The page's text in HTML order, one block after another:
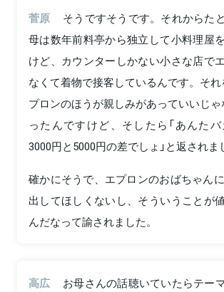
菅原
そうですそうです。それからた
母は数年前料亭から独立して小料理屋
けど、カウンターしかない小さな店で
なくて着物で接客しているんです。それ
プロンのほうが親しみがあっていいじゃ
ったんですけど、そしたら「あんた
3000円と5000円の差でしょ」と返されま
確かにそうで、エプロンのおばちゃん
出してほしくないし、そういうことが
んだなって諭されました。
高広
お母さんの話聴いていたらテー